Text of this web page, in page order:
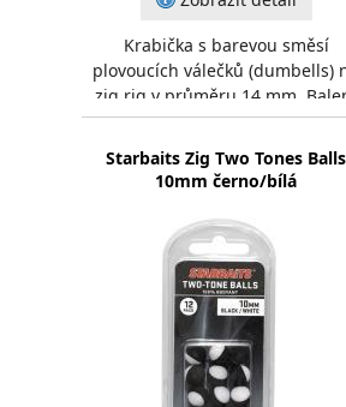
Krabička s barevou směsí
plovoucích válečků (dumbells)
zig rig v průměru 14 mm.
obsahuje 8 barev po 3ks
růžová, oranžová,
Starbaits Zig Two Tones Balls
10mm černo/bílá